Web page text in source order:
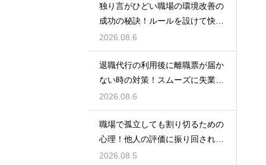
独り言がひどい職場の環境改善の
成功の秘訣！ルールを設けて快適
な空間を作る
2026.08.6
退職代行の利用後に離職票が届か
ない時の対策！スムーズに失業保
険をもらう
2026.08.6
職場で孤立しても割り切るための
心理！他人の評価に振り回されな
いための術
2026.08.5